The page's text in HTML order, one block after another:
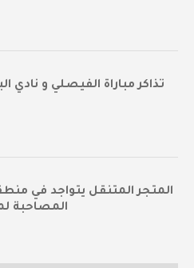
تذاكر مباراة الفيصلي و نادي
المتجر المتنقل يتواجد في
المصاحبة